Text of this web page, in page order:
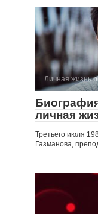
Личная жизнь
личная
Третьего июля
Газманова,